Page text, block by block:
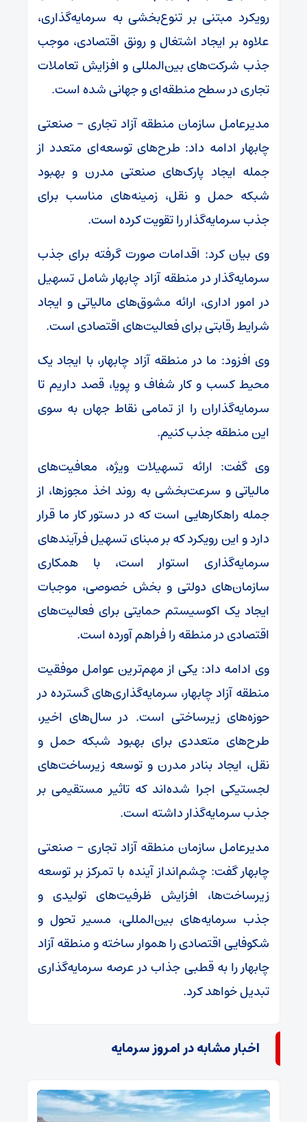
رویکرد مبتنی بر تنوع‌بخشی به سرمایه‌گذاری،
علاوه بر ایجاد اشتغال و رونق اقتصادی، موجب
جذب شرکت‌های بین‌المللی و افزایش تعاملات
تجاری در سطح منطقه‌ای و جهانی شده است.
مدیرعامل سازمان منطقه آزاد تجاری – صنعتی
چابهار ادامه داد: طرح‌های توسعه‌ای متعدد از
جمله ایجاد پارک‌های صنعتی مدرن و بهبود
شبکه حمل و نقل، زمینه‌های مناسب برای
جذب سرمایه‌گذار را تقویت کرده است.
وی بیان کرد: اقدامات صورت گرفته برای جذب
سرمایه‌گذار در منطقه آزاد چابهار شامل تسهیل
در امور اداری، ارائه مشوق‌های مالیاتی و ایجاد
شرایط رقابتی برای فعالیت‌های اقتصادی است.
وی افزود: ما در منطقه آزاد چابهار، با ایجاد یک
محیط کسب و کار شفاف و پویا، قصد داریم تا
سرمایه‌گذاران را از تمامی نقاط جهان به سوی
این منطقه جذب کنیم.
وی گفت: ارائه تسهیلات ویژه، معافیت‌های
مالیاتی و سرعت‌بخشی به روند اخذ مجوزها، از
جمله راهکارهایی است که در دستور کار ما قرار
دارد و این رویکرد که بر مبنای تسهیل فرآیندهای
سرمایه‌گذاری استوار است، با همکاری
سازمان‌های دولتی و بخش خصوصی، موجبات
ایجاد یک اکوسیستم حمایتی برای فعالیت‌های
اقتصادی در منطقه را فراهم آورده است.
وی ادامه داد: یکی از مهم‌ترین عوامل موفقیت
منطقه آزاد چابهار، سرمایه‌گذاری‌های گسترده در
حوزه‌های زیرساختی است. در سال‌های اخیر،
طرح‌های متعددی برای بهبود شبکه حمل و
نقل، ایجاد بنادر مدرن و توسعه زیرساخت‌های
لجستیکی اجرا شده‌اند که تاثیر مستقیمی بر
جذب سرمایه‌گذار داشته است.
مدیرعامل سازمان منطقه آزاد تجاری – صنعتی
چابهار گفت: چشم‌انداز آینده با تمرکز بر توسعه
زیرساخت‌ها، افزایش ظرفیت‌های تولیدی و
جذب سرمایه‌های بین‌المللی، مسیر تحول و
شکوفایی اقتصادی را هموار ساخته و منطقه آزاد
چابهار را به قطبی جذاب در عرصه سرمایه‌گذاری
تبدیل خواهد کرد.
اخبار مشابه در امروز سرمایه